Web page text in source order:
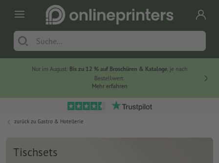
Nur im August: Bis zu 12 % auf Broschüren & Kataloge, je nach
Bestellwert.
Mehr erfahren
zurück zu Gastro & Hotellerie
Tischsets